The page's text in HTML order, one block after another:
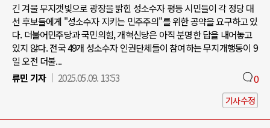
긴 겨울 무지갯빛으로 광장을 밝힌 성소수자 평등 시민들이 각 정당 대
선 후보들에게 "성소수자 지키는 민주주의"를 위한 공약을 요구하고 있
다. 더불어민주당과 국민의힘, 개혁신당은 아직 분명한 답을 내어놓고
있지 않다. 전국 49개 성소수자 인권단체들이 참여하는 무지개행동이 9
일 오전 더불...
류민 기자
2025.05.09. 13:53 0
기사수정